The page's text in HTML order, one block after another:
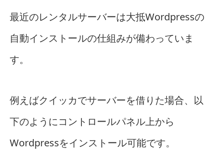
最近のレンタルサーバーは大抵Wordpressの
自動インストールの仕組みが備わっていま
す。
例えばクイッカでサーバーを借りた場合、以
下のようにコントロールパネル上から
Wordpressをインストール可能です。